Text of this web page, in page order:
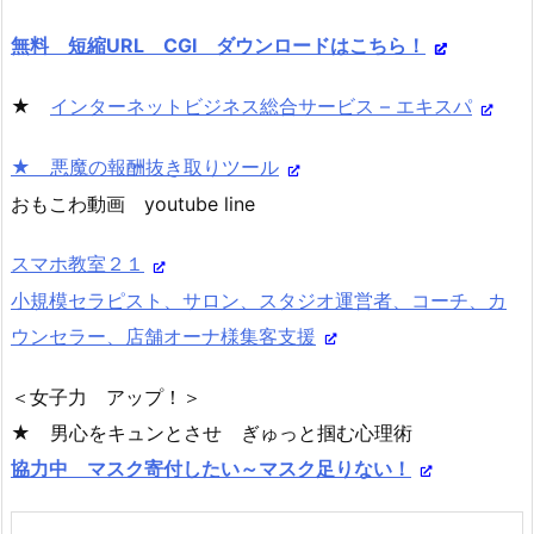
無料 短縮URL CGI ダウンロードはこちら！
★ インターネットビジネス総合サービス – エキスパ
★ 悪魔の報酬抜き取りツール
おもこわ動画 youtube line
スマホ教室２１
小規模セラピスト、サロン、スタジオ運営者、コーチ、カ
ウンセラー、店舗オーナ様集客支援
＜女子力 アップ！＞
★ 男心をキュンとさせ ぎゅっと掴む心理術
協力中 マスク寄付したい～マスク足りない！